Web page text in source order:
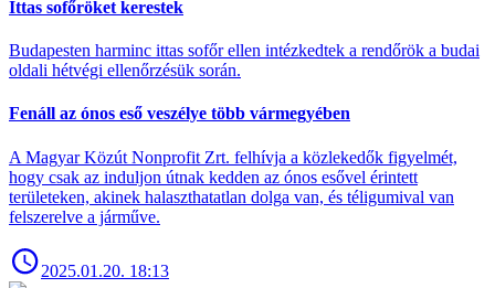
Ittas sofőröket kerestek
Budapesten harminc ittas sofőr ellen intézkedtek a rendőrök a budai
oldali hétvégi ellenőrzésük során.
Fenáll az ónos eső veszélye több vármegyében
A Magyar Közút Nonprofit Zrt. felhívja a közlekedők figyelmét,
hogy csak az induljon útnak kedden az ónos esővel érintett
területeken, akinek halaszthatatlan dolga van, és téligumival van
felszerelve a járműve.
2025.01.20. 18:13